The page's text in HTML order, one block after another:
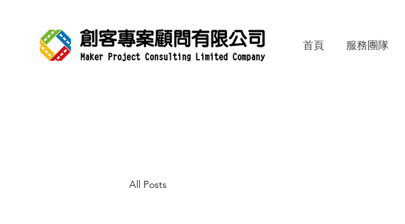
首頁 服務團隊
All Posts